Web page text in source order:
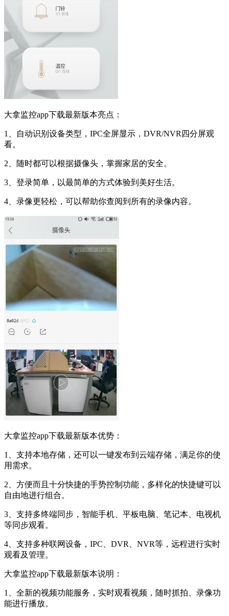
大拿监控app下载最新版本亮点：
1、自动识别设备类型，IPC全屏显示，DVR/NVR四分屏观
看。
2、随时都可以根据摄像头，掌握家居的安全。
3、登录简单，以最简单的方式体验到美好生活。
4、录像更轻松，可以帮助你查阅到所有的录像内容。
大拿监控app下载最新版本优势：
1、支持本地存储，还可以一键发布到云端存储，满足你的使
用需求。
2、方便而且十分快捷的手势控制功能，多样化的快捷键可以
自由地进行组合。
3、支持多终端同步，智能手机、平板电脑、笔记本、电视机
等同步观看。
4、支持多种联网设备，IPC、DVR、NVR等，远程进行实时
观看及管理。
大拿监控app下载最新版本说明：
1、全新的视频功能服务，实时观看视频，随时抓拍、录像功
能进行播放。